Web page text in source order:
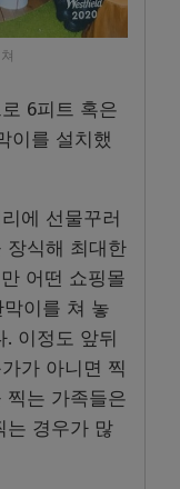
6피트 혹은
이를 설치했
에 선물꾸러
장식해 최대한
어떤 쇼핑몰
이를 쳐 놓
이정도 앞뒤
가 아니면 찍
찍는 가족들은
는 경우가 많